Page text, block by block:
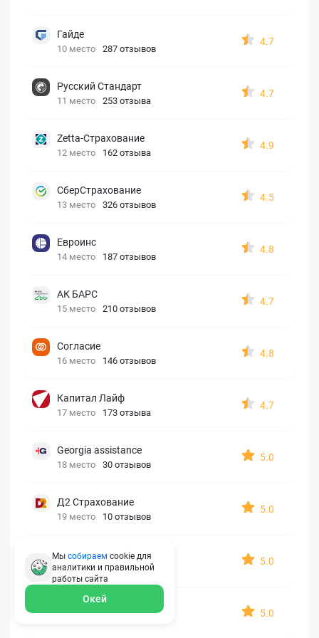
Гайде
10 место 287 отзывов
4.7
Русский Стандарт
11 место 253 отзыва
4.7
Zetta-Страхование
12 место 162 отзыва
4.9
СберСтрахование
13 место 326 отзывов
4.5
Евроинс
14 место 187 отзывов
4.8
АК БАРС
15 место 210 отзывов
4.7
Согласие
16 место 146 отзывов
4.8
Капитал Лайф
17 место 173 отзыва
4.7
Georgia assistance
18 место 30 отзывов
5.0
Д2 Страхование
19 место 10 отзывов
5.0
АйАйСи
20 место 7 отзывов
5.0
OxySport
5.0
Мы собираем cookie для
аналитики и правильной
работы сайта
Окей